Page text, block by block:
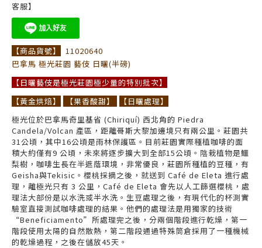
客服】
【商品貨號】
11020640
巴拿馬 極光莊園 藝伎 日曬(半磅)
【日曬藝伎是極光莊園極少量的特別批次】
【黃金烘焙】
【果香酸甜】
【日曬處理】
極光位於巴拿馬奇里基省 (Chiriquí) 西北角的 Piedra
Candela/Volcan 產區，距離哥斯大黎加邊境只有兩公里。莊園共
31公頃，其中16公頃是雨林保護區。目前莊園實際種植咖啡的面
積大約僅有9 公頃，未來將逐步擴大到全部15公頃。陰栽植物是鱷
梨樹，咖啡生長在半遮蔭環境，非常優良，莊園所種植的豆種，有
Geisha與Tekisic。櫻桃採摘之後，就送到 Café de Eleta 進行處
理，離極光只有 3 公里，Café de Eleta 會先以人工篩選櫻桃，處
理法大部份是以水洗或半水洗。生豆處理之後，有現代化的杯測實
驗室直接測試咖啡處理的結果。他們的處理法是用獨家的技術
“Beneficiamento”所處理完之後，分兩個階段進行乾燥，第一
階段使用太陽的自然散熱，第二階段通過特殊筒倉採用了一種機械
的乾燥過程，之後在儲放45天。